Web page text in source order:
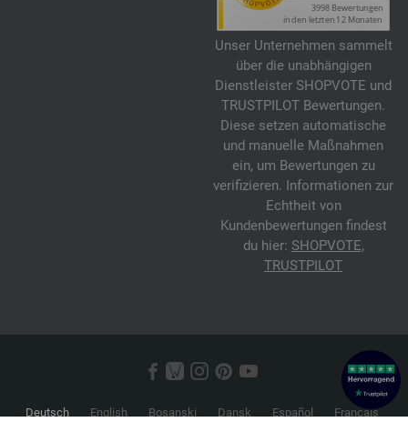
Unser Unternehmen sammelt
über die unabhängigen
Dienstleister SHOPVOTE und
TRUSTPILOT Bewertungen.
Diese setzen automatische
und manuelle Maßnahmen
ein, um Bewertungen zu
verifizieren. Informationen zur
Echtheit von
Kundenbewertungen findest
du hier: SHOPVOTE,
TRUSTPILOT
Deutsch English Bosanski Dansk Español
Français